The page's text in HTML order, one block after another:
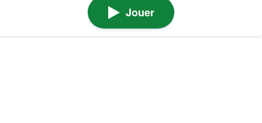
Jouer